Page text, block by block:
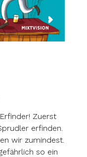
Zuerst
erfinden.
wir zumindest.
so ein